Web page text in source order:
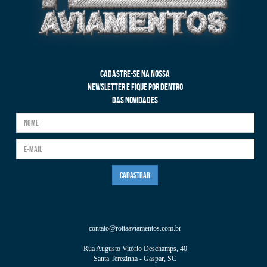
CADASTRE-SE NA NOSSA
NEWSLETTER E FIQUE POR DENTRO
DAS NOVIDADES
contato@rottaaviamentos.com.br
Rua Augusto Vitório Deschamps, 40
Santa Terezinha - Gaspar, SC